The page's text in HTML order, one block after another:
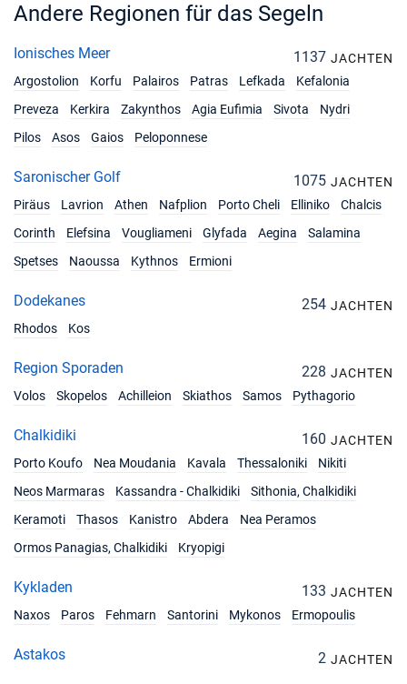
Andere Regionen für das Segeln
Ionisches Meer 1137 JACHTEN
Argostolion
Korfu Palairos Patras Lefkada
Kefalonia
Preveza
Kerkira Zakynthos Agia Eufimia Sivota
Nydri
Pilos
Asos Gaios Peloponnese
Saronischer Golf 1075 JACHTEN
Piräus
Lavrion Athen Nafplion Porto Cheli Elliniko
Chalcis
Corinth
Elefsina Vougliameni Glyfada Aegina
Salamina
Spetses
Naoussa Kythnos Ermioni
Dodekanes 254 JACHTEN
Rhodos
Kos
Region Sporaden 228 JACHTEN
Volos
Skopelos Achilleion Skiathos Samos Pythagorio
Chalkidiki 160 JACHTEN
Porto Koufo
Nea Moudania Kavala Thessaloniki
Nikiti
Neos Marmaras
Kassandra - Chalkidiki
Sithonia, Chalkidiki
Keramoti
Thasos Kanistro Abdera
Nea Peramos
Ormos Panagias, Chalkidiki
Kryopigi
Kykladen 133 JACHTEN
Naxos
Paros Fehmarn Santorini Mykonos Ermopoulis
Astakos 2 JACHTEN